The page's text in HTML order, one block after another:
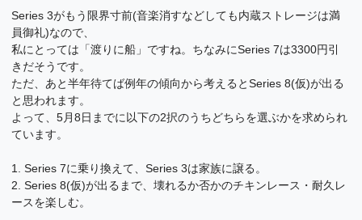
Series 3がもう限界寸前(音楽消すなどしても内蔵ストレージは満
員御礼)なので、
私にとっては「渡りに船」ですね。ちなみにSeries 7は3300円引
きだそうです。
ただ、あと半年待てば例年の傾向から考えるとSeries 8(仮)が出る
と思われます。
よって、5月8日までに以下の2択のうちどちらを選ぶかを求められ
ています。
1. Series 7に乗り換えて、Series 3は家族に譲る。
2. Series 8(仮)が出るまで、壊れるか否かのチキンレース・耐久レ
ースを楽しむ。